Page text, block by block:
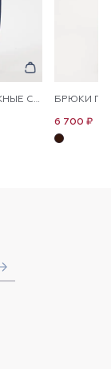
БРЮКИ ТРИКОТАЖНЫЕ СО СТРЕЛКАМИ
6 700 ₽